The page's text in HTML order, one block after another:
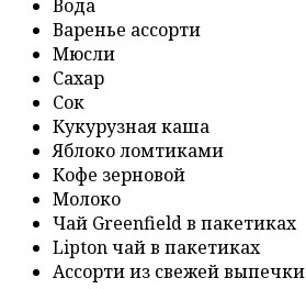
Вода
Варенье ассорти
Мюсли
Сахар
Сок
Кукурузная каша
Яблоко ломтиками
Кофе зерновой
Молоко
Чай Greenfield в пакетиках
Lipton чай в пакетиках
Ассорти из свежей выпечки